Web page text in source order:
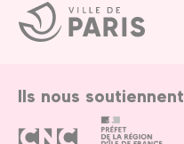
Ville
de
Paris
Ils nous soutiennent